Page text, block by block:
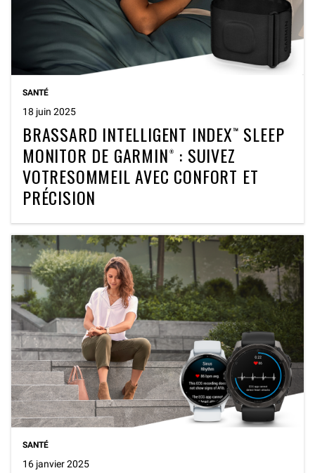
SANTÉ
18 juin 2025
BRASSARD INTELLIGENT INDEX™ SLEEP
MONITOR DE GARMIN® : SUIVEZ
VOTRESOMMEIL AVEC CONFORT ET
PRÉCISION
SANTÉ
16 janvier 2025